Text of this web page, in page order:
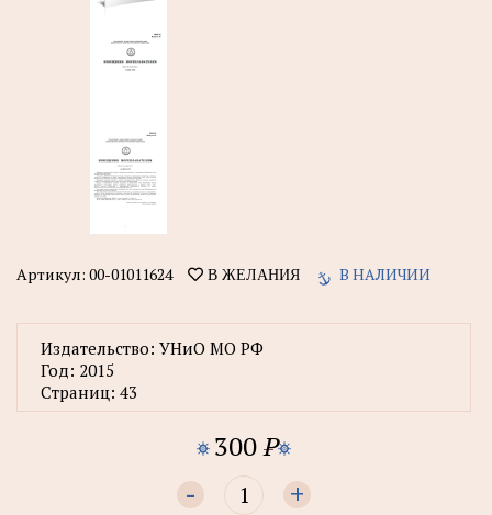
Артикул: 00-01011624 В ЖЕЛАНИЯ В НАЛИЧИИ
Издательство: УНиО МО РФ
Год: 2015
Страниц: 43
300P
- +